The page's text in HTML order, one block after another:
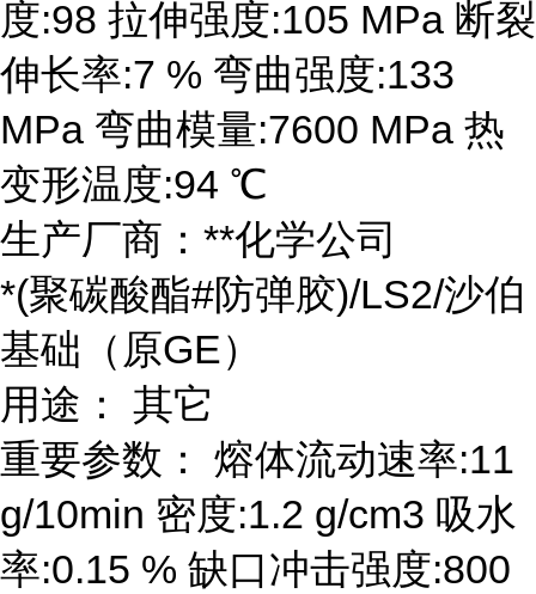
度:98 拉伸强度:105 MPa 断裂
伸长率:7 % 弯曲强度:133
MPa 弯曲模量:7600 MPa 热
变形温度:94 ℃
生产厂商：**化学公司
*(聚碳酸酯#防弹胶)/LS2/沙伯
基础（原GE）
用途： 其它
重要参数： 熔体流动速率:11
g/10min 密度:1.2 g/cm3 吸水
率:0.15 % 缺口冲击强度:800